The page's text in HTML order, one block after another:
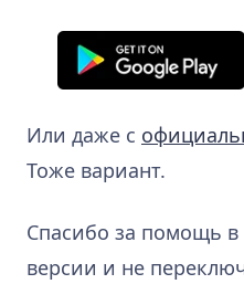
Или даже с
Тоже вариант.
Спасибо за помощь в
версии и не